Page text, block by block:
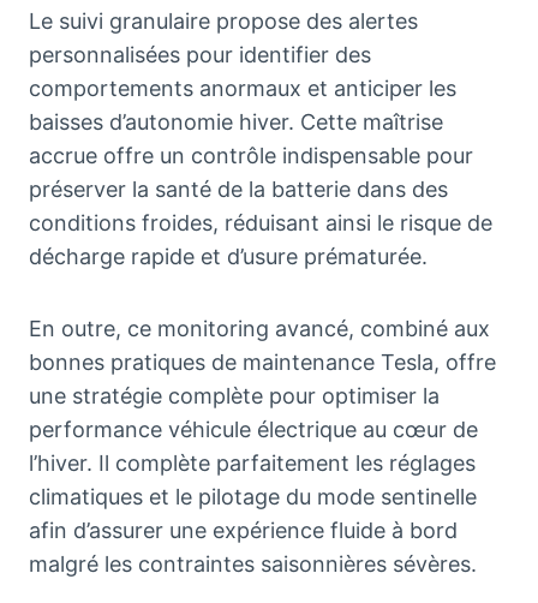
Le suivi granulaire propose des alertes
personnalisées pour identifier des
comportements anormaux et anticiper les
baisses d’autonomie hiver. Cette maîtrise
accrue offre un contrôle indispensable pour
préserver la santé de la batterie dans des
conditions froides, réduisant ainsi le risque de
décharge rapide et d’usure prématurée.
En outre, ce monitoring avancé, combiné aux
bonnes pratiques de maintenance Tesla, offre
une stratégie complète pour optimiser la
performance véhicule électrique au cœur de
l’hiver. Il complète parfaitement les réglages
climatiques et le pilotage du mode sentinelle
afin d’assurer une expérience fluide à bord
malgré les contraintes saisonnières sévères.